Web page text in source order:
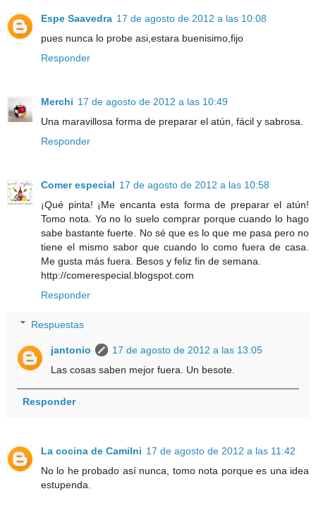
Espe Saavedra 17 de agosto de 2012 a las 10:08
pues nunca lo probe asi,estara buenisimo,fijo
Responder
Merchi 17 de agosto de 2012 a las 10:49
Una maravillosa forma de preparar el atún, fácil y sabrosa.
Responder
Comer especial 17 de agosto de 2012 a las 10:58
¡Qué pinta! ¡Me encanta esta forma de preparar el atún!
Tomo nota. Yo no lo suelo comprar porque cuando lo hago
sabe bastante fuerte. No sé que es lo que me pasa pero no
tiene el mismo sabor que cuando lo como fuera de casa.
Me gusta más fuera. Besos y feliz fin de semana.
http://comerespecial.blogspot.com
Responder
Respuestas
jantonio
17 de agosto de 2012 a las 13:05
Las cosas saben mejor fuera. Un besote.
Responder
La cocina de Camilni 17 de agosto de 2012 a las 11:42
No lo he probado así nunca, tomo nota porque es una idea
estupenda.